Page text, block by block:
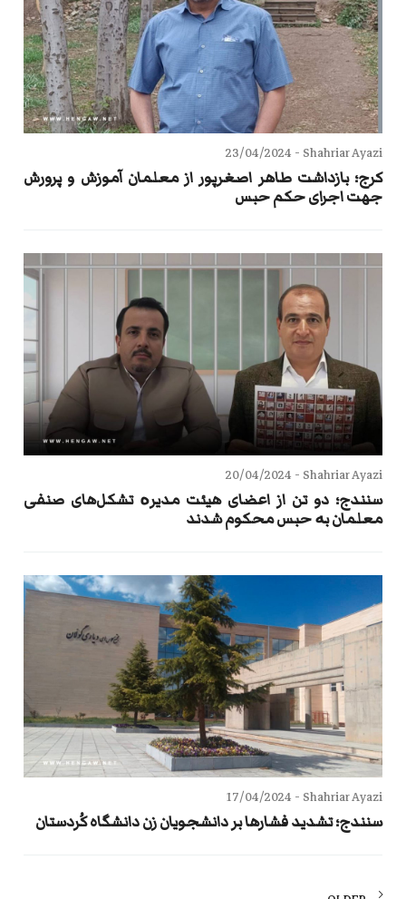
Shahriar Ayazi -
23/04/2024
کرج؛ بازداشت طاهر اصغرپور از معلمان آموزش و پرورش
جهت اجرای حکم حبس
Shahriar Ayazi -
20/04/2024
سنندج؛ دو تن از اعضای هیئت مدیرە تشکل‌های صنفی
معلمان بە حبس محکوم شدند
Shahriar Ayazi -
17/04/2024
سنندج‌؛ تشدید فشارها بر دانشجویان زن دانشگاه کُردستان
Posts